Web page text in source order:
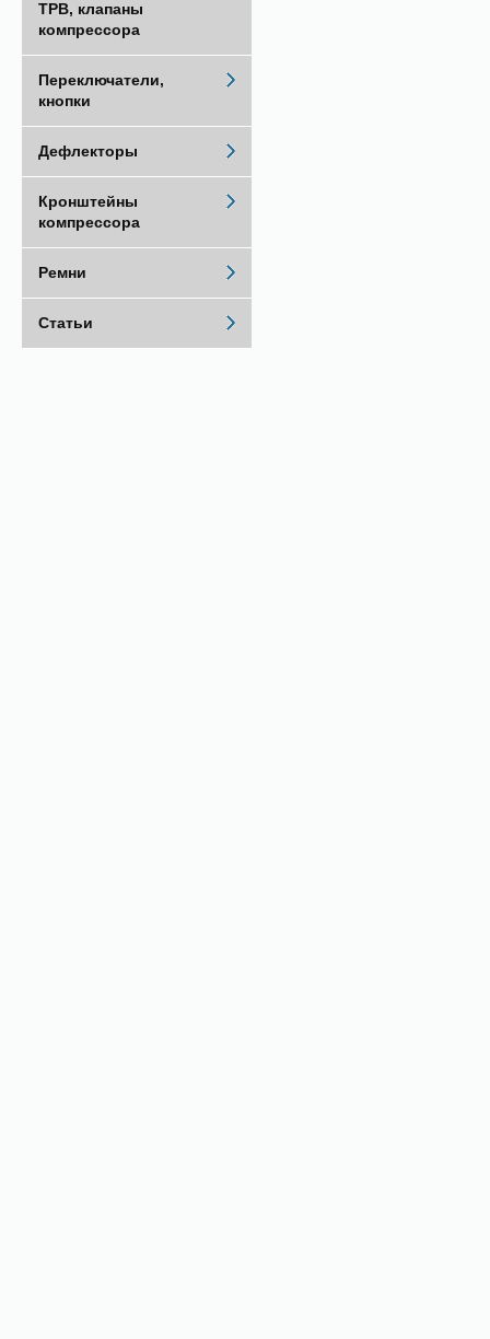
ТРВ, клапаны
компрессора
Переключатели,
кнопки
Дефлекторы
Кронштейны
компрессора
Ремни
Статьи